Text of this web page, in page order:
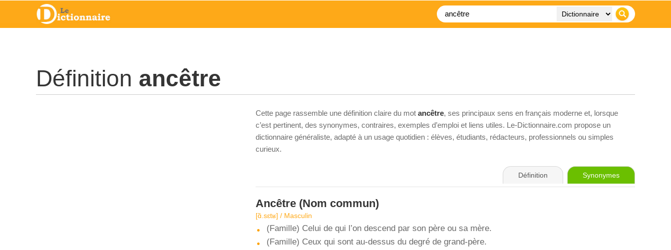
Définition ancêtre
Cette page rassemble une définition claire du mot ancêtre, ses principaux sens en français moderne et, lorsque
c’est pertinent, des synonymes, contraires, exemples d’emploi et liens utiles. Le-Dictionnaire.com propose un
dictionnaire généraliste, adapté à un usage quotidien : élèves, étudiants, rédacteurs, professionnels ou simples
curieux.
Définition Synonymes
Ancêtre (Nom commun)
[ɑ̃.sɛtʁ] / Masculin
(Famille) Celui de qui l’on descend par son père ou sa mère.
(Famille) Ceux qui sont au-dessus du degré de grand-père.